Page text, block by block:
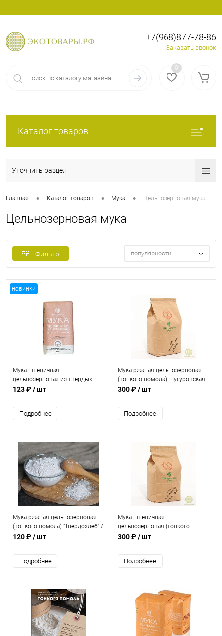
Вход Регистрация
+7(968)877-78-86
Заказать звонок
0
Каталог товаров
Уточнить раздел
Главная • Каталог товаров • Мука • Цельнозерновая мука
Цельнозерновая мука
Фильтр популярности
новинки
Мука пшеничная
цельнозерновая из твёрдых
сортов "Твердохлеб" / 500 г
123 ₽/ шт
Подробнее
Мука ржаная цельнозерновая
(тонкого помола) Шугуровская
"Добрый мельник" / 2 кг
300 ₽/ шт
Подробнее
Мука ржаная цельнозерновая
(тонкого помола) "Твердохлеб" /
1 кг
120 ₽/ шт
Подробнее
Мука пшеничная
цельнозерновая (тонкого
помола) Шугуровская "Добрый
300 ₽/ шт
Подробнее